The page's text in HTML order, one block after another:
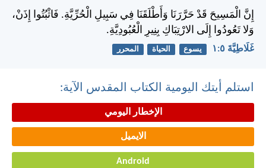
إِنَّ الْمَسِيحَ قَدْ حَرَّرَنَا وَأَطْلَقَنَا فِي سَبِيلِ الْحُرِّيَّةِ. فَاثْبُتُوا إِذَنْ،
وَلا تَعُودُوا إِلَى الارْتِبَاكِ بِنِيرِ الْعُبُودِيَّةِ.
غَلَاطِيَّةَ ٥:‏١ يسوع الحياة المحرر
استلم أيتك اليومية الكتاب المقدس الآية:
الإخطار اليومي
الايميل
Android